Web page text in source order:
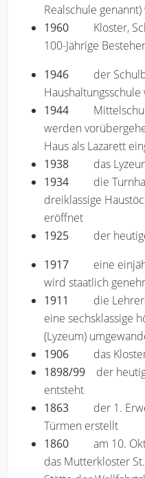
Realschule
1960 Kloster,
100-Jährige
1946 der
1944
werden
Haus als Lazarett
1938 das
1934 die
dreiklassige
eröffnet
1925 der
1917 eine
wird staatlich
1911 die
eine sechsklassige
(Lyzeum)
1906 das
1898/99 der
entsteht
1863 der 1.
Türmen erstellt
1860
am 10.
das Mutterkloster